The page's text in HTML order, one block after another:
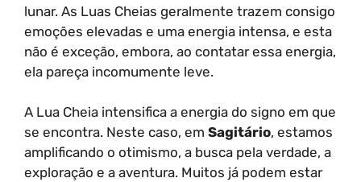
lunar. As Luas Cheias geralmente trazem consigo
emoções elevadas e uma energia intensa, e esta
não é exceção, embora, ao contatar essa energia,
ela pareça incomumente leve.
A Lua Cheia intensifica a energia do signo em que
se encontra. Neste caso, em Sagitário, estamos
amplificando o otimismo, a busca pela verdade, a
exploração e a aventura. Muitos já podem estar